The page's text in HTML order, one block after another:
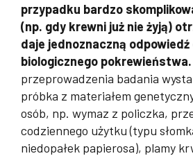
przypadku bardzo
(np. gdy krewni już nie żyją)
daje jednoznaczną odpowiedź
biologicznego pokrewieństwa.
przeprowadzenia badania
próbka z materiałem
osób, np. wymaz z policzka,
codziennego użytku (typu
niedopałek papierosa), plamy